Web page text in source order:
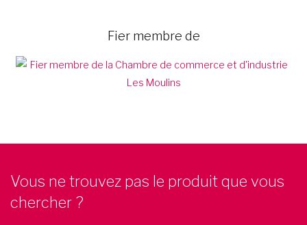
Fier membre de
Vous ne trouvez pas le produit que vous
chercher ?